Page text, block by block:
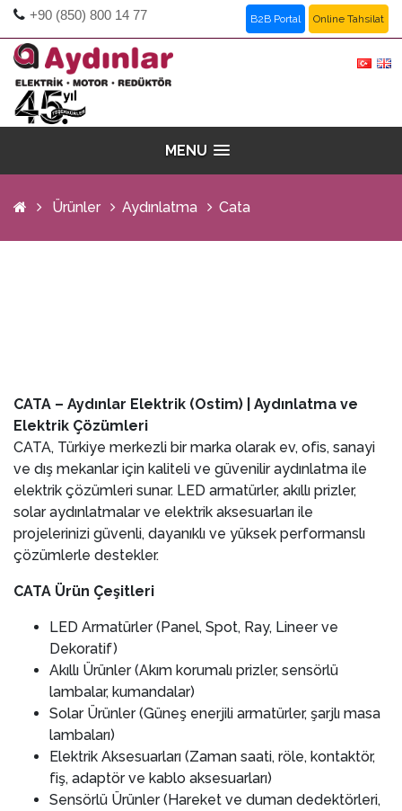
+90 (850) 800 14 77 B2B Portal Online Tahsilat
MENU
Ürünler Aydınlatma Cata
CATA – Aydınlar Elektrik (Ostim) | Aydınlatma ve
Elektrik Çözümleri
CATA, Türkiye merkezli bir marka olarak ev, ofis, sanayi
ve dış mekanlar için kaliteli ve güvenilir aydınlatma ile
elektrik çözümleri sunar. LED armatürler, akıllı prizler,
solar aydınlatmalar ve elektrik aksesuarları ile
projelerinizi güvenli, dayanıklı ve yüksek performanslı
çözümlerle destekler.
CATA Ürün Çeşitleri
LED Armatürler (Panel, Spot, Ray, Lineer ve
Dekoratif)
Akıllı Ürünler (Akım korumalı prizler, sensörlü
lambalar, kumandalar)
Solar Ürünler (Güneş enerjili armatürler, şarjlı masa
lambaları)
Elektrik Aksesuarları (Zaman saati, röle, kontaktör,
fiş, adaptör ve kablo aksesuarları)
Sensörlü Ürünler (Hareket ve duman dedektörleri,